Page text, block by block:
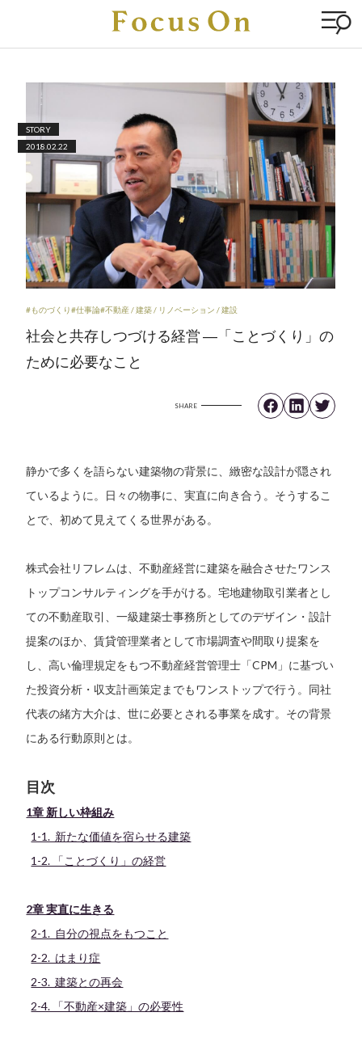
STORY
2018.02.22
#ものづくり#仕事論#不動産 / 建築 / リノベーション / 建設
社会と共存しつづける経営 ―「ことづくり」の
ために必要なこと
SHARE
静かで多くを語らない建築物の背景に、緻密な設計が隠され
ているように。日々の物事に、実直に向き合う。そうするこ
とで、初めて見えてくる世界がある。
株式会社リフレムは、不動産経営に建築を融合させたワンス
トップコンサルティングを手がける。宅地建物取引業者とし
ての不動産取引、一級建築士事務所としてのデザイン・設計
提案のほか、賃貸管理業者として市場調査や間取り提案を
し、高い倫理規定をもつ不動産経営管理士「CPM」に基づい
た投資分析・収支計画策定までもワンストップで行う。同社
代表の緒方大介は、世に必要とされる事業を成す。その背景
にある行動原則とは。
目次
1章 新しい枠組み
1-1. 新たな価値を宿らせる建築
1-2. 「ことづくり」の経営
2章 実直に生きる
2-1. 自分の視点をもつこと
2-2. はまり症
2-3. 建築との再会
2-4. 「不動産×建築」の必要性